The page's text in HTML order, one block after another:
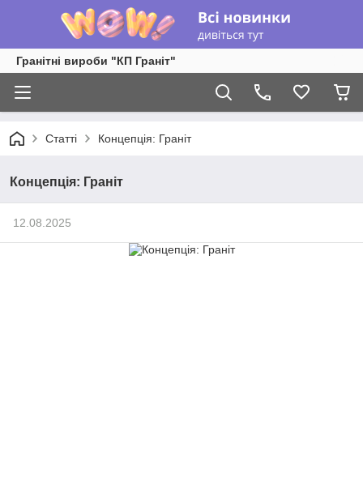
Гранітні вироби "КП Граніт"
Статті Концепція: Граніт
Концепція: Граніт
12.08.2025